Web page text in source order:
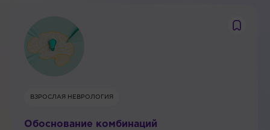
ВЗРОСЛАЯ НЕВРОЛОГИЯ
Обоснование комбинаций